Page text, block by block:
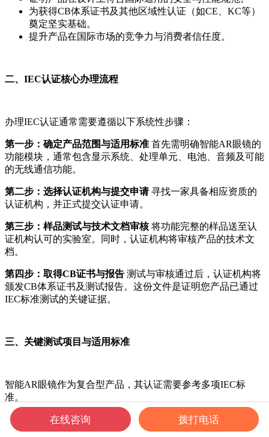
为获得CB体系证书及其他区域性认证（如CE、KC等）
奠定坚实基础。
提升产品在国际市场的竞争力与消费者信任度。
二、IEC认证核心办理流程
办理IEC认证通常需要遵循以下系统性步骤：
第一步：确定产品范围与适用标准 首先需明确智能AR眼镜的
功能模块，通常包含显示系统、处理单元、电池、音频及可能
的无线通信功能。
第二步：选择认证机构与提交申请寻找一家具备相应资质的
认证机构，并正式提交认证申请。
第三步：样品测试与技术文档审核将功能完整的样品送至认
证机构认可的实验室。同时，认证机构将审核产品的技术文
档。
第四步：取得CB证书与报告 测试与审核通过后，认证机构将
颁发CB体系证书及测试报告。这份文件是证明您产品已通过
IEC标准测试的关键证据。
三、关键测试项目与适用标准
智能AR眼镜作为复合型产品，其认证需要参考多项IEC标
准。
主要测试方向包括：
在线咨询 拨打电话